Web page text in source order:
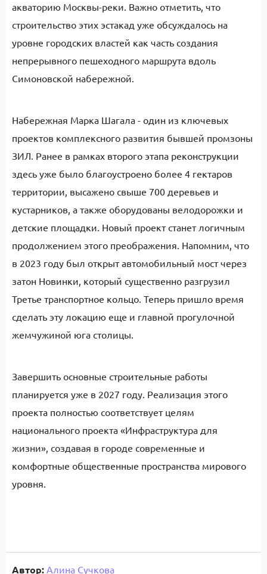
акваторию Москвы-реки. Важно отметить, что
строительство этих эстакад уже обсуждалось на
уровне городских властей как часть создания
непрерывного пешеходного маршрута вдоль
Симоновской набережной.
Набережная Марка Шагала - один из ключевых
проектов комплексного развития бывшей промзоны
ЗИЛ. Ранее в рамках второго этапа реконструкции
здесь уже было благоустроено более 4 гектаров
территории, высажено свыше 700 деревьев и
кустарников, а также оборудованы велодорожки и
детские площадки. Новый проект станет логичным
продолжением этого преображения. Напомним, что
в 2023 году был открыт автомобильный мост через
затон Новинки, который существенно разгрузил
Третье транспортное кольцо. Теперь пришло время
сделать эту локацию еще и главной прогулочной
жемчужиной юга столицы.
Завершить основные строительные работы
планируется уже в 2027 году. Реализация этого
проекта полностью соответствует целям
национального проекта «Инфраструктура для
жизни», создавая в городе современные и
комфортные общественные пространства мирового
уровня.
Автор: Алина Сучкова